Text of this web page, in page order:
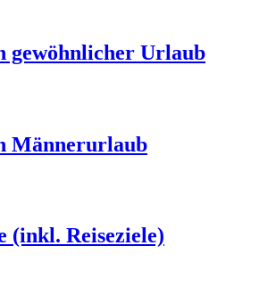
gewöhnlicher Urlaub
Männerurlaub
(inkl. Reiseziele)